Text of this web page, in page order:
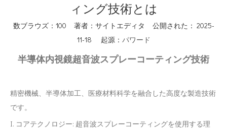
ィング技術とは
数ブラウズ： 100 著者：サイトエディタ 公開された： 2025-
11-18 起源： パワード
半導体内視鏡超音波スプレーコーティング技術
精密機械、半導体加工、医療材料科学を融合した高度な製造技術
です。
I. コアテクノロジー: 超音波スプレーコーティングを使用する理